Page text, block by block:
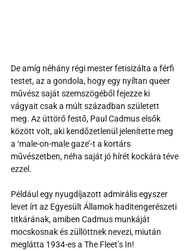
De amíg néhány régi mester fetisizálta a férfi
testet, az a gondola, hogy egy nyíltan queer
művész saját szemszögéből fejezze ki
vágyait csak a múlt században született
meg. Az úttörő festő, Paul Cadmus elsők
között volt, aki kendőzetlenül jelenítette meg
a ‘male-on-male gaze’-t a kortárs
művészetben, néha saját jó hírét kockára téve
ezzel.
Például egy nyugdíjazott admirális egyszer
levet írt az Egyesült Államok haditengerészeti
titkárának, amiben Cadmus munkáját
mocskosnak és züllöttnek nevezi, miután
meglátta 1934-es a The Fleet’s In!